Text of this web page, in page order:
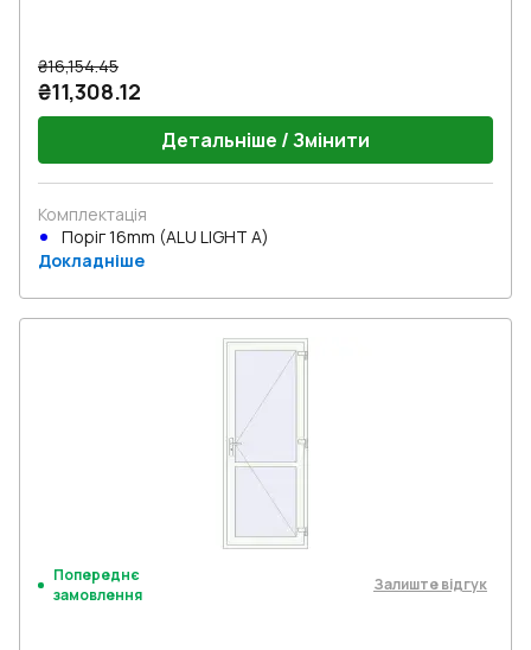
₴16,154.45
₴11,308.12
Детальніше / Змінити
Комплектація
Поріг 16mm (ALU LIGHT A)
Докладніше
Попереднє
замовлення
Залиште відгук